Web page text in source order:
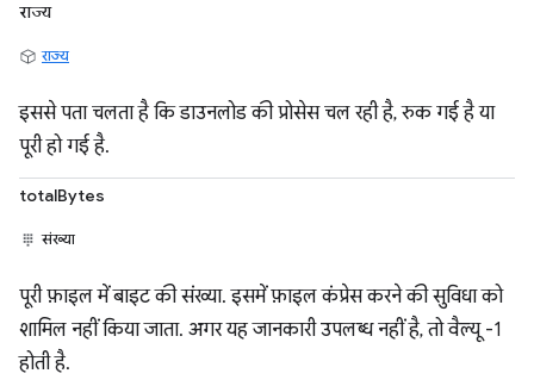
राज्य
राज्य
इससे पता चलता है कि डाउनलोड की प्रोसेस चल रही है, रुक गई है या
पूरी हो गई है.
totalBytes
संख्या
पूरी फ़ाइल में बाइट की संख्या. इसमें फ़ाइल कंप्रेस करने की सुविधा को
शामिल नहीं किया जाता. अगर यह जानकारी उपलब्ध नहीं है, तो वैल्यू -1
होती है.